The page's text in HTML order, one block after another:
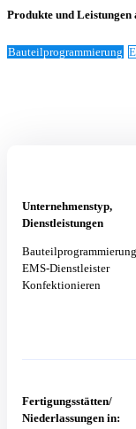
Produkte und Leistungen
Bauteilprogrammierung
Unternehmenstyp,
Dienstleistungen
Bauteilprogrammierung
EMS-Dienstleister
Konfektionieren
Fertigungsstätten/
Niederlassungen in: